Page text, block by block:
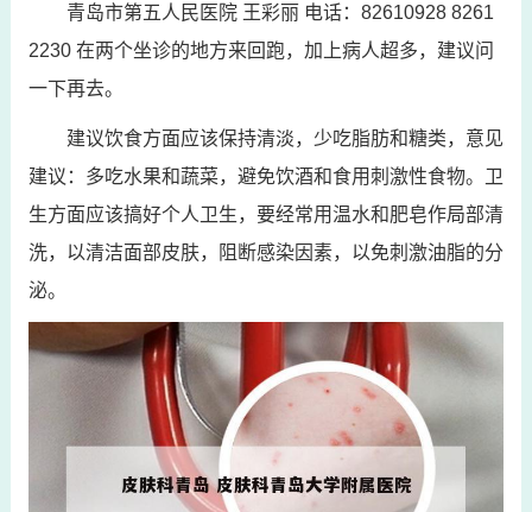
青岛市第五人民医院 王彩丽 电话：82610928 8261
2230 在两个坐诊的地方来回跑，加上病人超多，建议问
一下再去。
建议饮食方面应该保持清淡，少吃脂肪和糖类，意见
建议：多吃水果和蔬菜，避免饮酒和食用刺激性食物。卫
生方面应该搞好个人卫生，要经常用温水和肥皂作局部清
洗，以清洁面部皮肤，阻断感染因素，以免刺激油脂的分
泌。